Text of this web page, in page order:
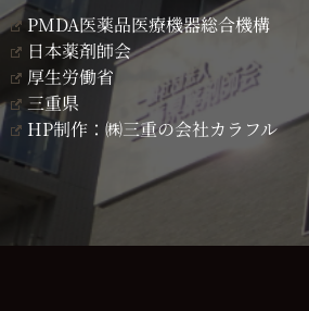
PMDA医薬品医療機器総合機構
日本薬剤師会
厚生労働省
三重県
HP制作：㈱三重の会社カラフル